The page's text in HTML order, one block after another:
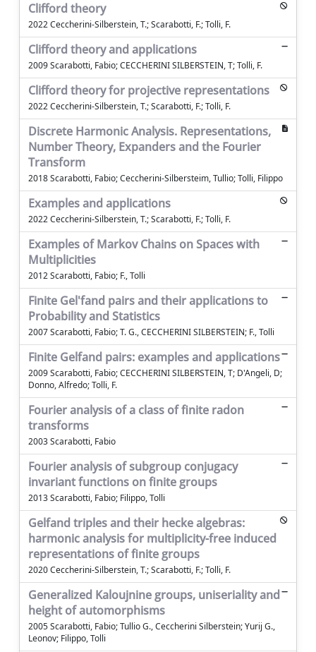
Clifford theory
2022 Ceccherini-Silberstein, T.; Scarabotti, F.; Tolli, F.
Clifford theory and applications
2009 Scarabotti, Fabio; CECCHERINI SILBERSTEIN, T; Tolli, F.
Clifford theory for projective representations
2022 Ceccherini-Silberstein, T.; Scarabotti, F.; Tolli, F.
Discrete Harmonic Analysis. Representations,
Number Theory, Expanders and the Fourier
Transform
2018 Scarabotti, Fabio; Ceccherini-Silbersteim, Tullio; Tolli, Filippo
Examples and applications
2022 Ceccherini-Silberstein, T.; Scarabotti, F.; Tolli, F.
Examples of Markov Chains on Spaces with
Multiplicities
2012 Scarabotti, Fabio; F., Tolli
Finite Gel'fand pairs and their applications to
Probability and Statistics
2007 Scarabotti, Fabio; T. G., CECCHERINI SILBERSTEIN; F., Tolli
Finite Gelfand pairs: examples and applications
2009 Scarabotti, Fabio; CECCHERINI SILBERSTEIN, T; D'Angeli, D;
Donno, Alfredo; Tolli, F.
Fourier analysis of a class of finite radon
transforms
2003 Scarabotti, Fabio
Fourier analysis of subgroup conjugacy
invariant functions on finite groups
2013 Scarabotti, Fabio; Filippo, Tolli
Gelfand triples and their hecke algebras:
harmonic analysis for multiplicity-free induced
representations of finite groups
2020 Ceccherini-Silberstein, T.; Scarabotti, F.; Tolli, F.
Generalized Kaloujnine groups, uniseriality and
height of automorphisms
2005 Scarabotti, Fabio; Tullio G., Ceccherini Silberstein; Yurij G.,
Leonov; Filippo, Tolli